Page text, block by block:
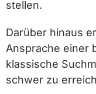
stellen.
Darüber hinaus
Ansprache einer
klassische
schwer zu